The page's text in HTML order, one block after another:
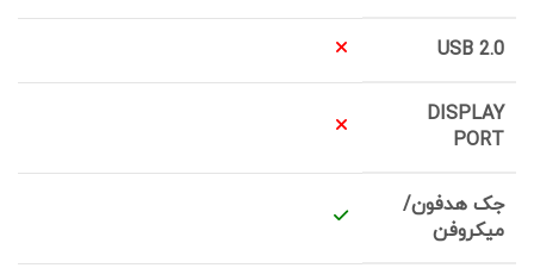
USB 2.0
DISPLAY
PORT
جک هدفون/
میکروفن